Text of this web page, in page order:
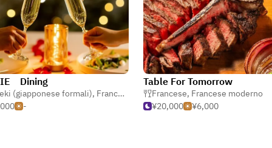
Dining
(giapponese formali), Francese
Italiano
-
Table For Tomorrow
Francese, Francese moderno
¥20,000
¥6,000